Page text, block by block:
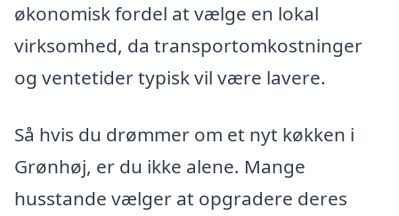
økonomisk fordel at vælge en lokal
virksomhed, da transportomkostninger
og ventetider typisk vil være lavere.
Så hvis du drømmer om et nyt køkken i
Grønhøj, er du ikke alene. Mange
husstande vælger at opgradere deres